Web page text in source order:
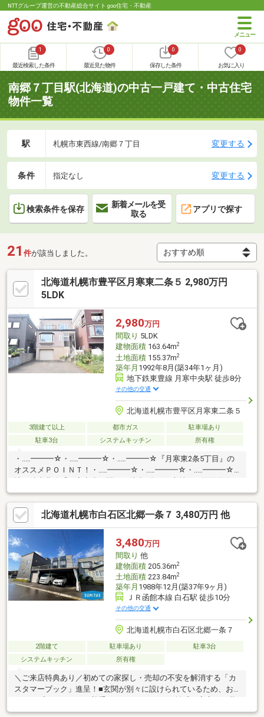
NTTグループ運営の不動産総合サイト goo住宅・不動産
1
最近検索した条件
0
最近見た物件
0
保存した条件
0
お気に入り
南郷７丁目駅(北海道)の中古一戸建て・中古住宅
物件一覧
駅 札幌市東西線/南郷７丁目 変更する
条件 指定なし 変更する
検索条件を保存
新着メールを受
取る
アプリで探す
21 件が該当しました。
北海道札幌市豊平区月寒東二条５ 2,980万円
5LDK
2,980万円
間取り 5LDK
建物面積163.64m2
土地面積155.37m2
築年月 1992年8月(築34年1ヶ月)
地下鉄東豊線 月寒中央駅 徒歩8分
その他の交通
北海道札幌市豊平区月寒東二条５
3階建て以上 都市ガス
駐車場あり
駐車3台
システムキッチン 所有権
・‥…━━━☆・‥…━━━☆・‥…━━━☆『月寒東2条5丁目』の
オススメＰＯＩＮＴ！・‥…━━━☆・‥…━━━☆・‥…━━━☆○
11mの広さ。車の出し入れもスムーズです。○車種により最大4台
駐車可能！来客時も安心です。○地下車庫や2箇所のWICなど、収
納スペースが充実しています。○日当たりの良い南向きのLDK。明
るく開放的な空間です。○徒歩10分圏内にスーパー、コンビニな
ど商業施設が揃っています。○売主様が大切にお使いだったた
め、室内状態は大変良好です。○小中学校や公園も近く、子育て
環境としてもおすすめです。
北海道札幌市白石区北郷一条７ 3,480万円 他
3,480万円
間取り 他
建物面積205.36m2
土地面積223.84m2
築年月 1988年12月(築37年9ヶ月)
ＪＲ函館本線 白石駅 徒歩10分
その他の交通
北海道札幌市白石区北郷一条７
2階建て 駐車場あり
駐車3台
システムキッチン
所有権
＼ご来店特典あり／初めての家探し・売却の不安を解消する「カ
スタマーブック」進呈！■玄関が別々に設けられているため、お
らせます。■JR「白石」徒歩10分・地下鉄「南郷7丁目」徒歩20分